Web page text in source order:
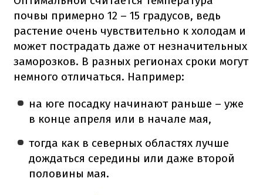
почвы примерно 12 – 15 градусов, ведь
растение очень чувствительно к холодам и
может пострадать даже от незначительных
заморозков. В разных регионах сроки могут
немного отличаться. Например:
на юге посадку начинают раньше – уже
в конце апреля или в начале мая,
тогда как в северных областях лучше
дождаться середины или даже второй
половины мая.